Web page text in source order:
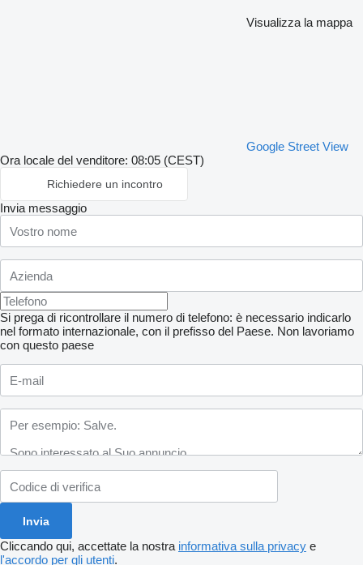
Visualizza la mappa
Google Street View
Ora locale del venditore: 08:05 (CEST)
Richiedere un incontro
Invia messaggio
Si prega di ricontrollare il numero di telefono: è necessario indicarlo
nel formato internazionale, con il prefisso del Paese. Non lavoriamo
con questo paese
Cliccando qui, accettate la nostra informativa sulla privacy e
l'accordo per gli utenti.